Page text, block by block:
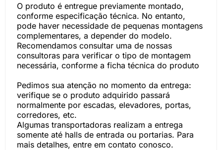
O produto é entregue previamente montado,
conforme especificação técnica. No entanto,
pode haver necessidade de pequenas montagens
complementares, a depender do modelo.
Recomendamos consultar uma de nossas
consultoras para verificar o tipo de montagem
necessária, conforme a ficha técnica do produto
Pedimos sua atenção no momento da entrega:
verifique se o produto adquirido passará
normalmente por escadas, elevadores, portas,
corredores, etc.
Algumas transportadoras realizam a entrega
somente até halls de entrada ou portarias. Para
mais detalhes, entre em contato conosco.